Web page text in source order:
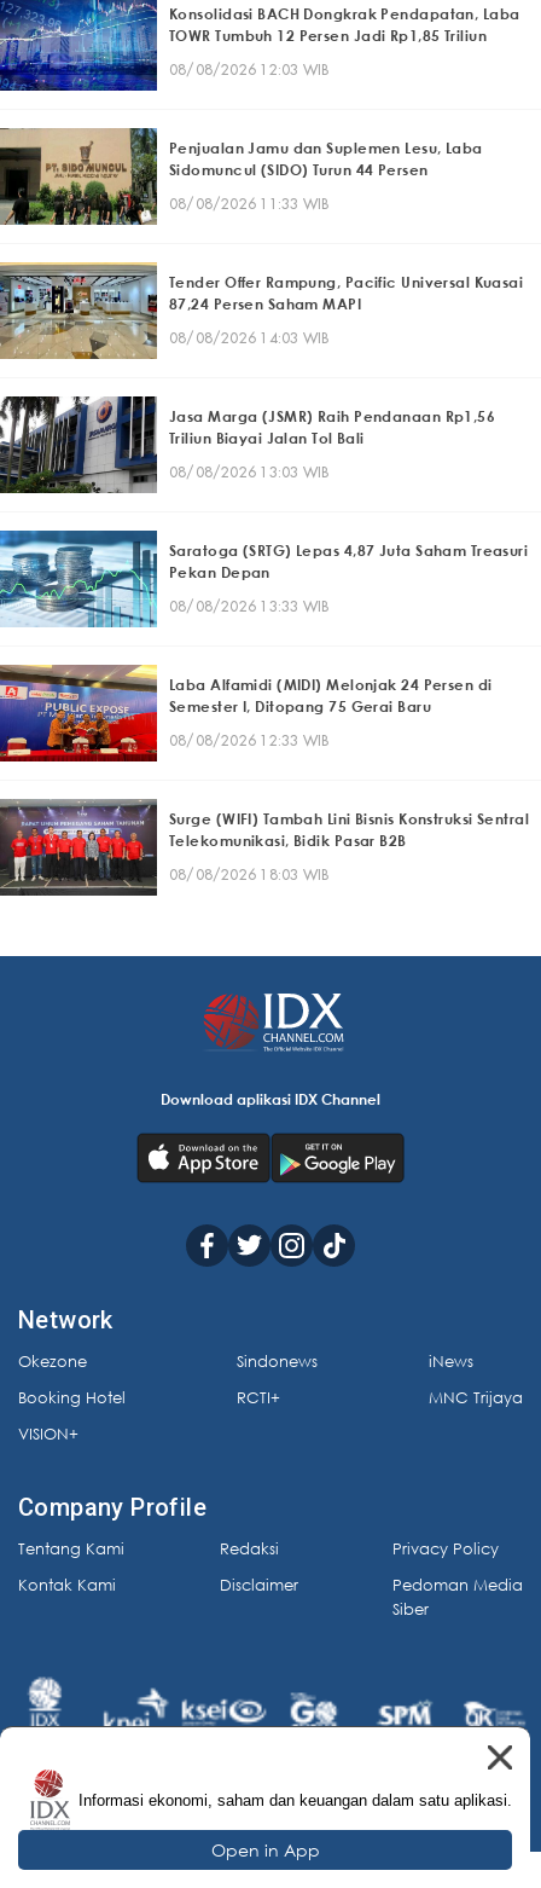
Konsolidasi BACH Dongkrak Pendapatan, Laba
TOWR Tumbuh 12 Persen Jadi Rp1,85 Triliun
08/08/2026 12:03 WIB
Penjualan Jamu dan Suplemen Lesu, Laba
Sidomuncul (SIDO) Turun 44 Persen
08/08/2026 11:33 WIB
Tender Offer Rampung, Pacific Universal Kuasai
87,24 Persen Saham MAPI
08/08/2026 14:03 WIB
Jasa Marga (JSMR) Raih Pendanaan Rp1,56
Triliun Biayai Jalan Tol Bali
08/08/2026 13:03 WIB
Saratoga (SRTG) Lepas 4,87 Juta Saham Treasuri
Pekan Depan
08/08/2026 13:33 WIB
Laba Alfamidi (MIDI) Melonjak 24 Persen di
Semester I, Ditopang 75 Gerai Baru
08/08/2026 12:33 WIB
Surge (WIFI) Tambah Lini Bisnis Konstruksi Sentral
Telekomunikasi, Bidik Pasar B2B
08/08/2026 18:03 WIB
Download aplikasi IDX Channel
Network
Okezone
Booking Hotel
VISION+
Sindonews
RCTI+
iNews
MNC Trijaya
Company Profile
Tentang Kami
Kontak Kami
Redaksi
Disclaimer
Privacy Policy
Pedoman Media
Siber
© 2026 IDX Channel. All Rights Reserved.
Informasi ekonomi, saham dan keuangan dalam satu aplikasi.
Open in App